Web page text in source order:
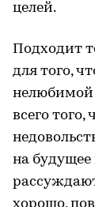
целей.
Подходит
для того,
нелюбимой
всего
на